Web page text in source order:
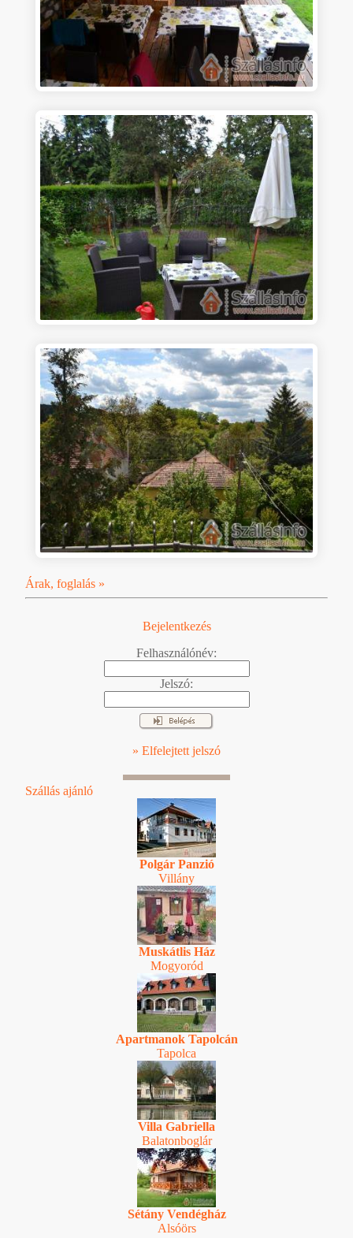
Árak, foglalás »
Bejelentkezés
Felhasználónév:
Jelszó:
» Elfelejtett jelszó
Szállás ajánló
Polgár Panzió
Villány
Muskátlis Ház
Mogyoród
Apartmanok Tapolcán
Tapolca
Villa Gabriella
Balatonboglár
Sétány Vendégház
Alsóörs